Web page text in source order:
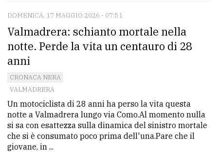
DOMENICA, 17 MAGGIO 2026 - 07:51
Valmadrera: schianto mortale nella
notte. Perde la vita un centauro di 28
anni
CRONACA NERA
VALMADRERA
Un motociclista di 28 anni ha perso la vita questa
notte a Valmadrera lungo via Como.Al momento nulla
si sa con esattezza sulla dinamica del sinistro mortale
che si è consumato poco prima dell'una.Pare che il
giovane, in ...